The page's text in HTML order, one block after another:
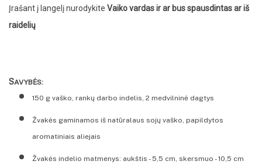
Įrašant į langelį nurodykite Vaiko vardas ir ar bus spausdintas ar iš
raidelių
SAVYBĖS:
150 g vaško, rankų darbo indelis, 2 medvilninė dagtys
Žvakės gaminamos iš natūralaus sojų vaško, papildytos
aromatiniais aliejais
Žvakės indelio matmenys: aukštis - 5,5 cm, skersmuo - 10,5 cm